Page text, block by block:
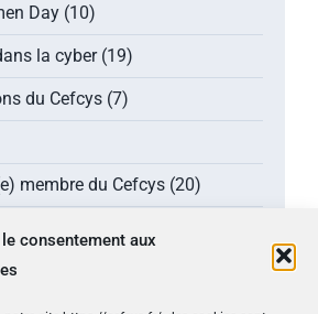
le consentement aux
Day (10)
la cyber (19)
du Cefcys (7)
membre du Cefcys (20)
(1)